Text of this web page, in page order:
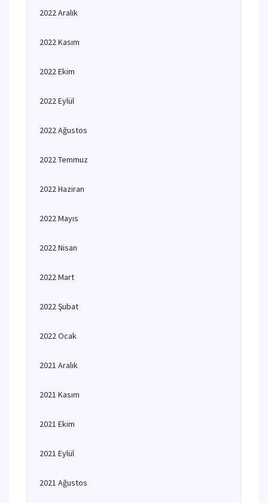
2022 Aralık
2022 Kasım
2022 Ekim
2022 Eylül
2022 Ağustos
2022 Temmuz
2022 Haziran
2022 Mayıs
2022 Nisan
2022 Mart
2022 Şubat
2022 Ocak
2021 Aralık
2021 Kasım
2021 Ekim
2021 Eylül
2021 Ağustos